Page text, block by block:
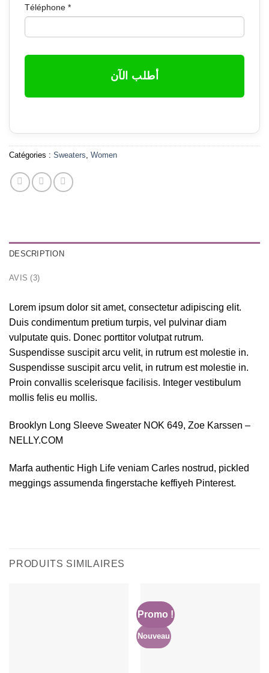
Téléphone *
أطلب الآن
Catégories : Sweaters, Women
DESCRIPTION
AVIS (3)
Lorem ipsum dolor sit amet, consectetur adipiscing elit.
Duis condimentum pretium turpis, vel pulvinar diam
vulputate quis. Donec porttitor volutpat rutrum.
Suspendisse suscipit arcu velit, in rutrum est molestie in.
Suspendisse suscipit arcu velit, in rutrum est molestie in.
Proin convallis scelerisque facilisis. Integer vestibulum
mollis felis eu mollis.
Brooklyn Long Sleeve Sweater NOK 649, Zoe Karssen –
NELLY.COM
Marfa authentic High Life veniam Carles nostrud, pickled
meggings assumenda fingerstache keffiyeh Pinterest.
PRODUITS SIMILAIRES
Promo !
Nouveau